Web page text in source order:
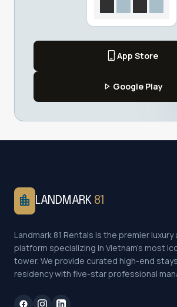
phone_iphoneApp Store
play_arrow Google Play
location_city LANDMARK 81
Landmark 81 Rentals is the premier
platform specializing in Vietnam's most
tower. We provide curated high-end
residency with five-star professional